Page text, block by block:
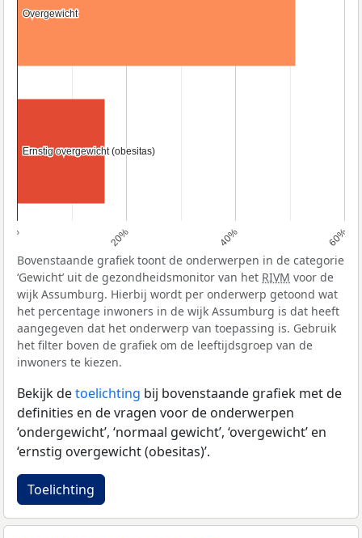
0% 20% 40% 60%
Overgewicht
Overgewicht
Ernstig overgewicht (obesitas)
Ernstig overgewicht (obesitas)
Bovenstaande grafiek toont de onderwerpen in de categorie
‘Gewicht’ uit de gezondheidsmonitor van het RIVM voor de
wijk Assumburg. Hierbij wordt per onderwerp getoond wat
het percentage inwoners in de wijk Assumburg is dat heeft
aangegeven dat het onderwerp van toepassing is. Gebruik
het filter boven de grafiek om de leeftijdsgroep van de
inwoners te kiezen.
Bekijk detoelichting bij bovenstaande grafiek met de
definities en de vragen voor de onderwerpen
‘ondergewicht’, ‘normaal gewicht’, ‘overgewicht’ en
‘ernstig overgewicht (obesitas)’.
Toelichting